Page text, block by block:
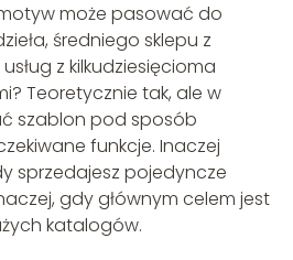
może pasować do
średniego sklepu z
z kilkudziesięcioma
Teoretycznie tak, ale w
szablon pod sposób
funkcje. Inaczej
sprzedajesz pojedyncze
gdy głównym celem jest
katalogów.